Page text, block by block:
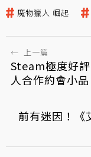
魔物獵人 崛起
← 上一篇
Steam極度好
人合作約會小品
前有迷因！《